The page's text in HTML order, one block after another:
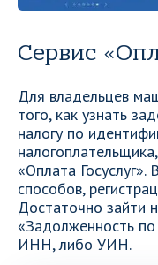
Сервис
Для владельцев
того, как узнать
налогу по
«Оплата
способов,
Достаточно зайти
«Задолженность по
ИНН, либо УИН.